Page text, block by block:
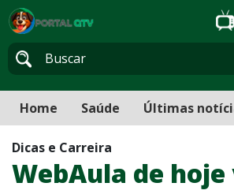
Home Saúde Últimas
Dicas e Carreira
WebAula de hoje